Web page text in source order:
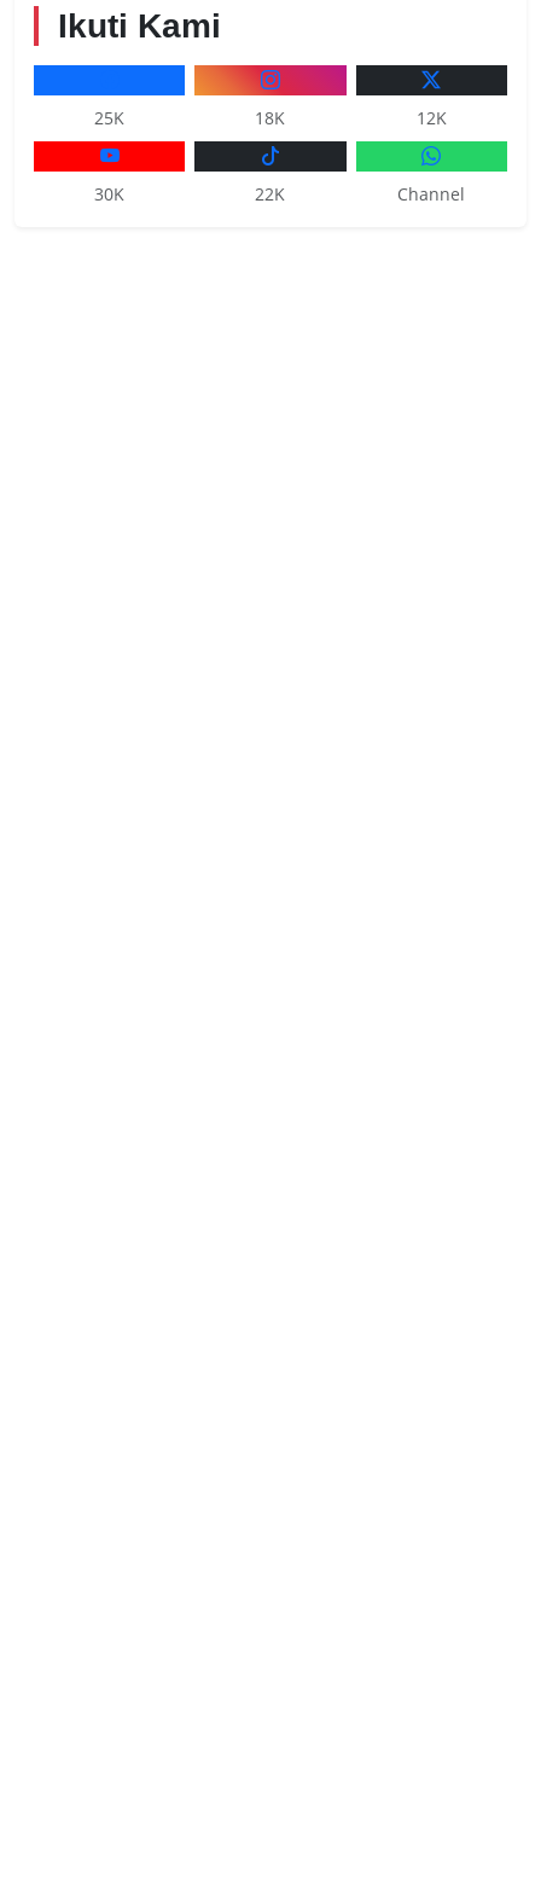
Ikuti Kami
25K 18K 12K
30K 22K Channel